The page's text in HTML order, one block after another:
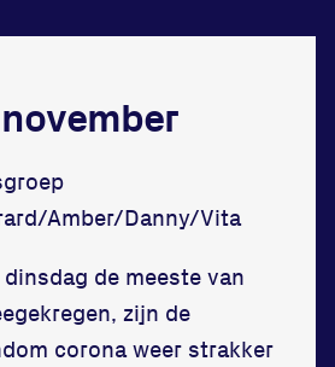
record
Amber/Danny/Vita
de meeste van
zijn de
corona weer strakker